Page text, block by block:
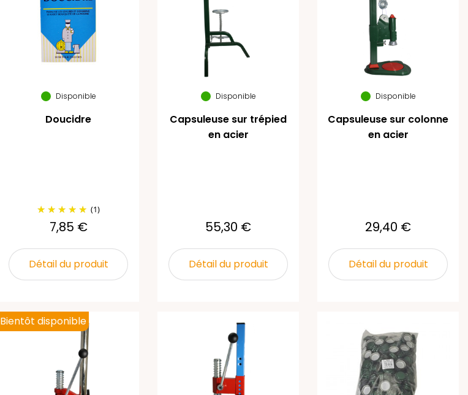
Disponible
Doucidre
(1)
7,85 €
Détail du produit
Disponible
Capsuleuse sur trépied
en acier
55,30 €
Détail du produit
Disponible
Capsuleuse sur colonne
en acier
29,40 €
Détail du produit
Bientôt disponible